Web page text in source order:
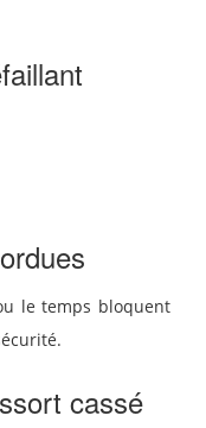
le temps bloquent
cassé